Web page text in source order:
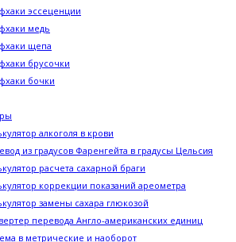
эссеценции
медь
щепа
брусочки
бочки
алкоголя в крови
из градусов Фаренгейта в градусы Цельсия
расчета сахарной браги
коррекции показаний ареометра
замены сахара глюкозой
перевода Англо-американских единиц
в метрические и наоборот